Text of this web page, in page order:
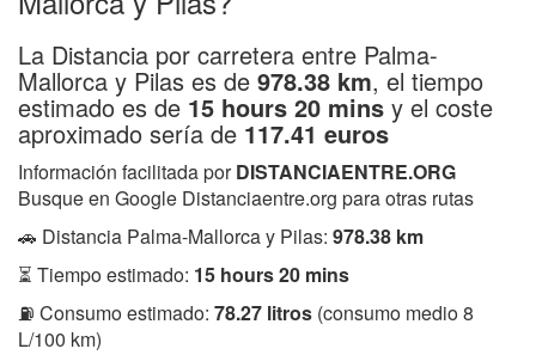
La Distancia por carretera entre Palma-
Mallorca y Pilas es de 978.38 km, el tiempo
estimado es de 15 hours 20 mins y el coste
aproximado sería de 117.41 euros
Información facilitada porDISTANCIAENTRE.ORG
Busque en Google Distanciaentre.org para otras rutas
🚗 Distancia Palma-Mallorca y Pilas: 978.38 km
⏳ Tiempo estimado: 15 hours 20 mins
⛽ Consumo estimado: 78.27 litros (consumo medio 8
L/100 km)